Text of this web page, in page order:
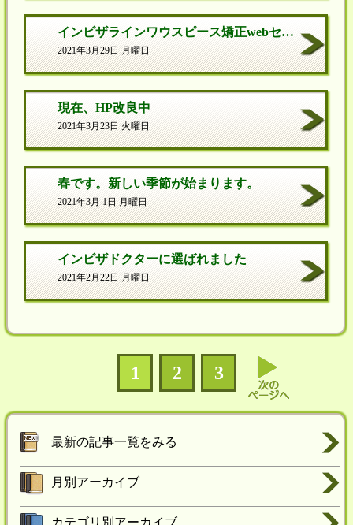
インビザラインワウスピース矯正webセミナー
2021年3月29日 月曜日
現在、HP改良中
2021年3月23日 火曜日
春です。新しい季節が始まります。
2021年3月 1日 月曜日
インビザドクターに選ばれました
2021年2月22日 月曜日
1 2 3
最新の記事一覧をみる
月別アーカイブ
カテゴリ別アーカイブ